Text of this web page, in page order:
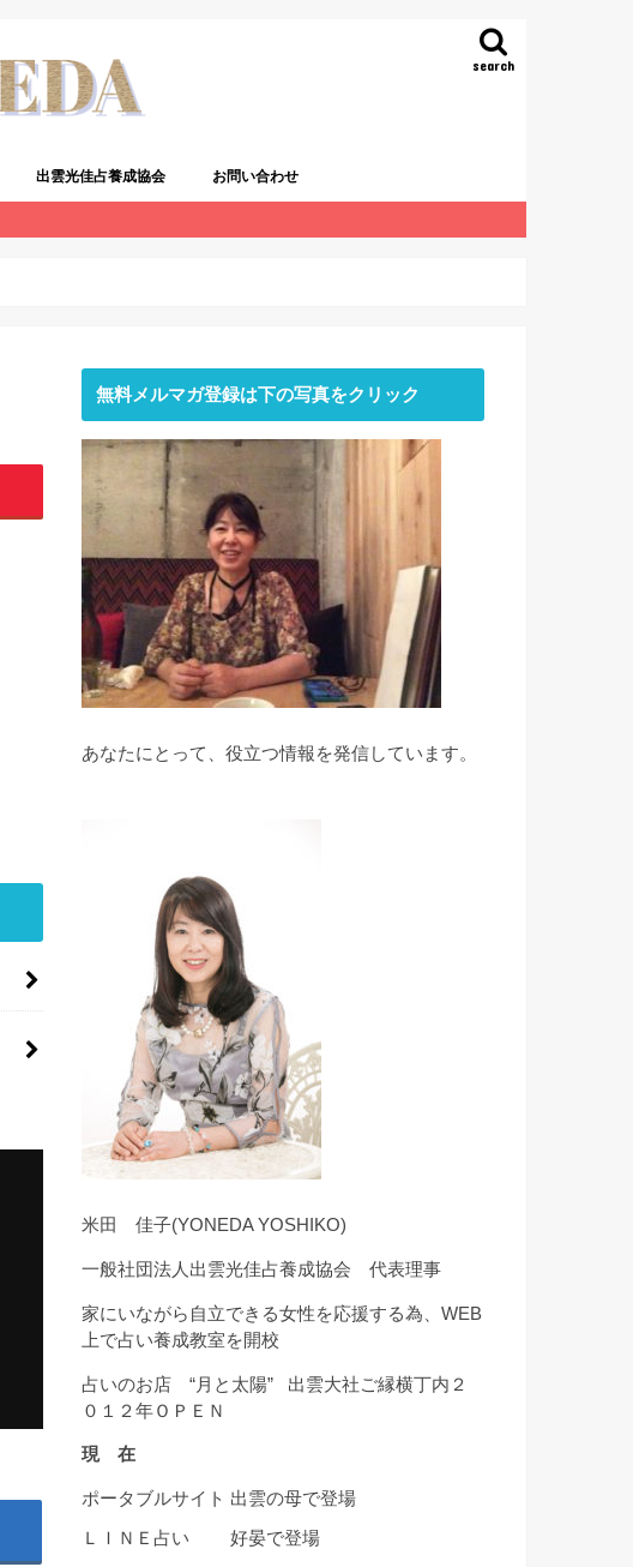
search
出雲光佳占養成協会 お問い合わせ
無料メルマガ登録は下の写真をクリック
あなたにとって、役立つ情報を発信しています。
米田 佳子(YONEDA YOSHIKO)
一般社団法人出雲光佳占養成協会 代表理事
家にいながら自立できる女性を応援する為、WEB
上で占い養成教室を開校
占いのお店 “月と太陽” 出雲大社ご縁横丁内２
０１２年ＯＰＥＮ
現 在
ポータブルサイト 出雲の母で登場
ＬＩＮＥ占い 好晏で登場